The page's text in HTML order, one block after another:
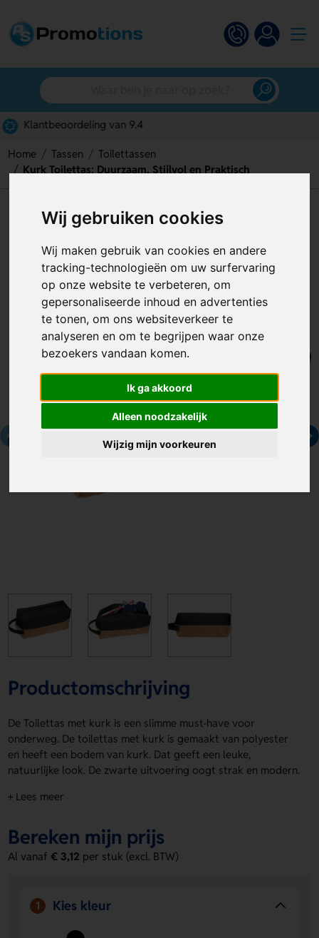
Wij gebruiken cookies
Wij maken gebruik van cookies en andere
tracking-technologieën om uw surfervaring
op onze website te verbeteren, om
gepersonaliseerde inhoud en advertenties
te tonen, om ons websiteverkeer te
analyseren en om te begrijpen waar onze
bezoekers vandaan komen.
Ik ga akkoord
Alleen noodzakelijk
Wijzig mijn voorkeuren
Gratis digitaal ontwerp
Home Tassen
Toilettassen
Kurk Toilettas: Duurzaam, Stijlvol en Praktisch
Kurk Toilettas: Duurzaam,
Stijlvol en Praktisch
Artikelnummer:127230
Productomschrijving
De Toilettas met kurk is een slimme must-have voor
onderweg. De toilettas met kurk is gemaakt van polyester
en heeft een bodem van kurk. Dat geeft een leuke,
natuurlijke look. De zwarte uitvoering oogt strak en modern.
mee. De ritssluiting houdt alles netjes op zijn plek. Op
druk aanbrengen. Bestel of vraag een prijs op.
Voordelen van de Toilettas met kurk
naam of eigen ontwerp aanbrengen.
Handig mee te nemen
toilettas extra praktisch onderweg.
+ Lees meer
Bereken mijn prijs
Al vanaf€ 3,12 per stuk (excl. BTW)
1 Kies kleur